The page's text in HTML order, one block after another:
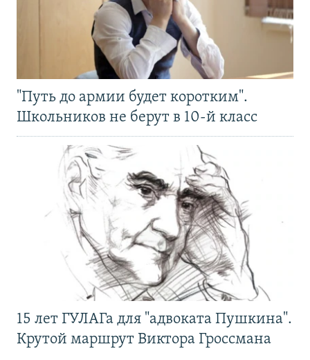
"Путь до армии будет коротким".
Школьников не берут в 10-й класс
15 лет ГУЛАГа для "адвоката Пушкина".
Крутой маршрут Виктора Гроссмана